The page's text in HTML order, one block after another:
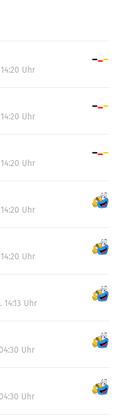
00:00-24:00
00:00-24:00
Uhr
Uhr
Uhr
Uhr
Uhr
14:13 Uhr
Uhr
Uhr